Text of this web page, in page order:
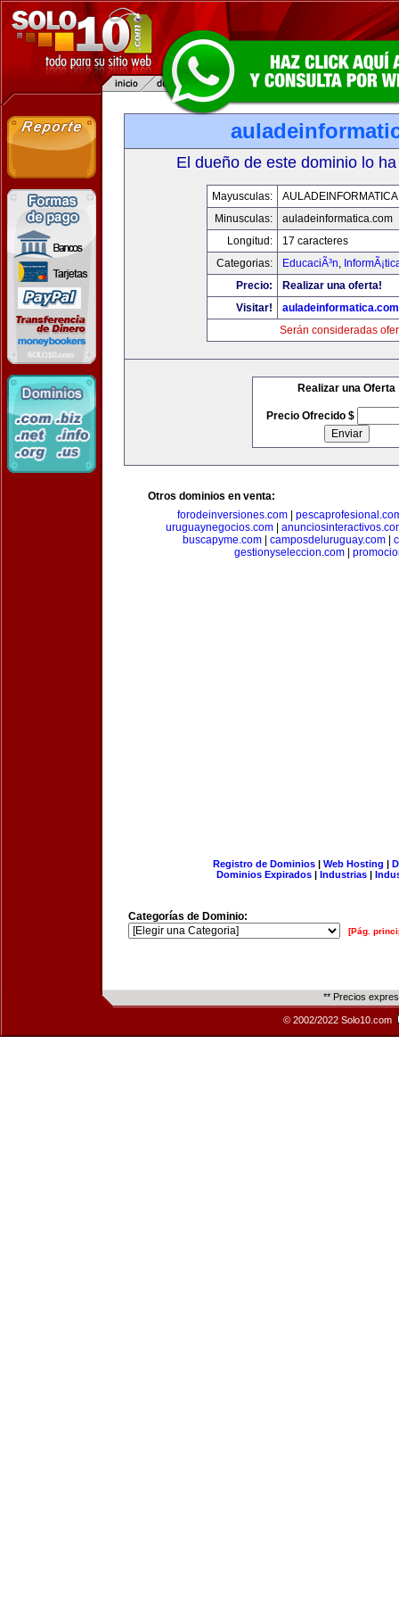
El dueño de este dominio lo
Mayusculas:
Minusculas:
auladeinformatica.com
Longitud:
17 caracteres
Categorias:
EducaciÃ³n,
Precio:
Realizar una oferta!
Visitar!
auladeinformatica.com
Serán consideradas
Realizar una Oferta
Precio Ofrecido $
Otros dominios en venta:
forodeinversiones.com
uruguaynegocios.com|
buscapyme.com
camposdeluruguay.com
gestionyseleccion.com|
Registro de Dominios| Web Hosting |
Dominios Expirados | Industrias |
Categorías de Dominio:
[Pág.
** Precios
© 2002/2022 Solo10.com